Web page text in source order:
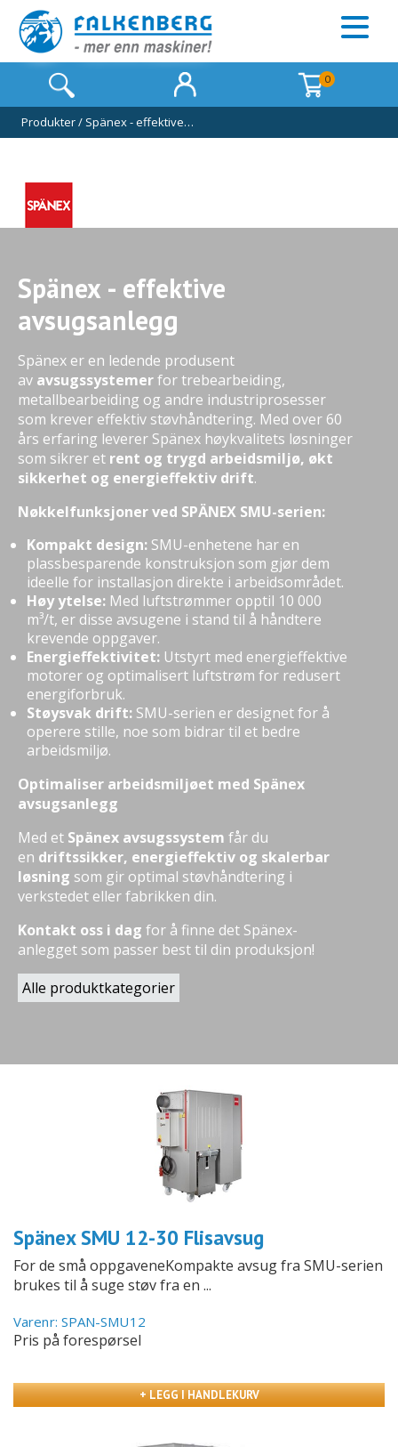
0
Produkter/ Spänex - effektive…
Spänex - effektive
avsugsanlegg
Spänex er en ledende produsent
av avsugssystemerfor trebearbeiding,
metallbearbeiding og andre industriprosesser
som krever effektiv støvhåndtering. Med over 60
års erfaring leverer Spänex høykvalitets løsninger
som sikrer et rent og trygd arbeidsmiljø, økt
sikkerhet og energieffektiv drift.
Nøkkelfunksjoner ved SPÄNEX SMU-serien:
Kompakt design: SMU-enhetene har en
plassbesparende konstruksjon som gjør dem
ideelle for installasjon direkte i arbeidsområdet.
Høy ytelse: Med luftstrømmer opptil 10 000
m³/t, er disse avsugene i stand til å håndtere
krevende oppgaver.
Energieffektivitet: Utstyrt med energieffektive
motorer og optimalisert luftstrøm for redusert
energiforbruk.
Støysvak drift: SMU-serien er designet for å
operere stille, noe som bidrar til et bedre
arbeidsmiljø.
Optimaliser arbeidsmiljøet med Spänex
avsugsanlegg
Med et Spänex avsugssystem får du
en driftssikker, energieffektiv og skalerbar
løsning som gir optimal støvhåndtering i
verkstedet eller fabrikken din.
Kontakt oss i dag for å finne det Spänex-
anlegget som passer best til din produksjon!
Alle produktkategorier
Spänex SMU 12-30 Flisavsug
For de små oppgaveneKompakte avsug fra SMU-serien
brukes til å suge støv fra en ...
Varenr: SPAN-SMU12
Pris på forespørsel
+ LEGG I HANDLEKURV